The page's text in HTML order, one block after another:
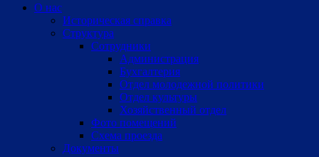
О нас
Историческая справка
Структура
Сотрудники
Администрация
Бухгалтерия
Отдел молодежной политики
Отдел культуры
Хозяйственный отдел
Фото помещений
Схема проезда
Документы